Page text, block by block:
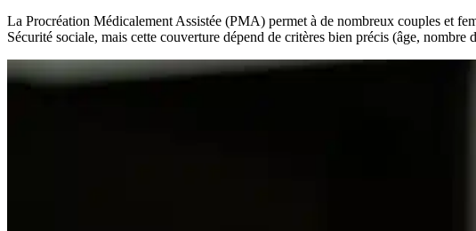
La Procréation Médicalement Assistée (PMA) permet à de nombreux couples et
Sécurité sociale, mais cette couverture dépend de critères bien précis (âge, nombre